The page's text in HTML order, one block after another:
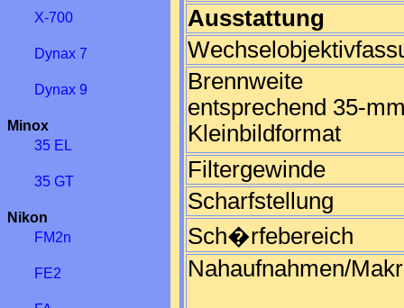
X-700
Dynax 7
Dynax 9
Minox
35 EL
35 GT
Nikon
FM2n
FE2
Ausstattung
Brennweite
entsprechend 35-
Kleinbildformat
Filtergewinde
Scharfstellung
Sch�rfebereich
Nahaufnahmen/